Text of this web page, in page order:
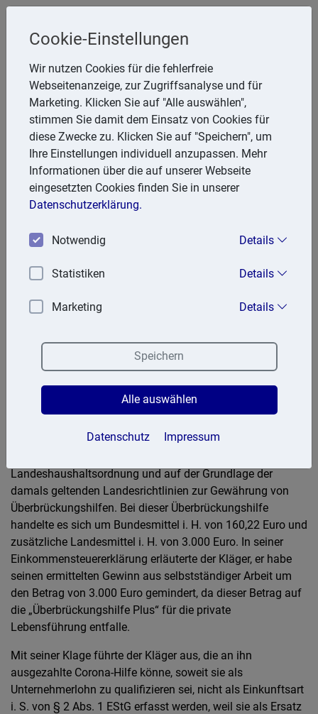
Friedhelm Glanert
Breitenbachstr. 28, 47809 Krefeld
Telefon: 2151 951857
E-Mail:FGlanert@aol.com
Aktuell
03.01.2024
NRW Überbrückungshilfe Plus stellt Betriebseinnahmen dar
entscheiden, ob eine Billigkeitsleistung des Landes NRW in
der Freien Berufe als steuerpflichtige Betriebseinnahme zu
Der Kläger wurde im Streitjahr (2020) einzeln zur
Einkommensteuer veranlagt und erzielte als Freiberufler
25.08.2020 gewährte ihm die Bezirksregierung Düsseldorf
Landeshaushaltsordnung und auf der Grundlage der
damals geltenden Landesrichtlinien zur Gewährung von
Überbrückungshilfen. Bei dieser Überbrückungshilfe
handelte es sich um Bundesmittel i. H. von 160,22 Euro und
zusätzliche Landesmittel i. H. von 3.000 Euro. In seiner
Einkommensteuererklärung erläuterte der Kläger, er habe
seinen ermittelten Gewinn aus selbstständiger Arbeit um
den Betrag von 3.000 Euro gemindert, da dieser Betrag auf
die „Überbrückungshilfe Plus“ für die private
Lebensführung entfalle.
Mit seiner Klage führte der Kläger aus, die an ihn
ausgezahlte Corona-Hilfe könne, soweit sie als
Unternehmerlohn zu qualifizieren sei, nicht als Einkunftsart
i. S. von § 2 Abs. 1 EStG erfasst werden, weil sie als Ersatz
Cookie-Einstellungen
Wir nutzen Cookies für die fehlerfreie
Webseitenanzeige, zur Zugriffsanalyse und für
Marketing. Klicken Sie auf "Alle auswählen",
stimmen Sie damit dem Einsatz von Cookies für
diese Zwecke zu. Klicken Sie auf "Speichern", um
Ihre Einstellungen individuell anzupassen. Mehr
Informationen über die auf unserer Webseite
eingesetzten Cookies finden Sie in unserer
Datenschutzerklärung.
Notwendig Details
Statistiken Details
Marketing Details
Datenschutz Impressum
Speichern
Alle auswählen